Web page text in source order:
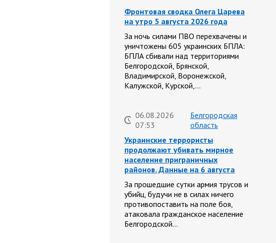
Фронтовая сводка Олега Царева
на утро 5 августа 2026 года
За ночь силами ПВО перехвачены и
уничтожены 605 украинских БПЛА:
БПЛА сбивали над территориями
Белгородской, Брянской,
Владимирской, Воронежской,
Калужской, Курской,…
06.08.2026
07:53
Белгородская
область
Украинские террористы
продолжают убивать мирное
население приграничных
районов. Данные на 6 августа
За прошедшие сутки армия трусов и
убийц, будучи не в силах ничего
противопоставить на поле боя,
атаковала гражданское население
Белгородской…